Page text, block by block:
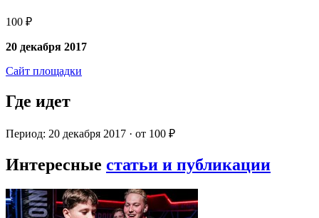
100 ₽
20 декабря 2017
Сайт площадки
Где идет
Период: 20 декабря 2017 · от 100 ₽
Интересные статьи и публикации